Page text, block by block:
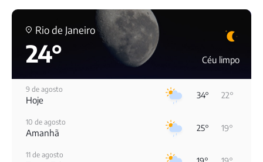
Rio de Janeiro
24° Céu limpo
9 de agosto
Hoje 34° 22°
10 de agosto
Amanhã 25° 19°
11 de agosto